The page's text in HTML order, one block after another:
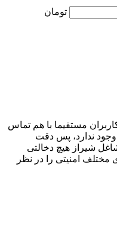
تومان
مستقیما با هم تماس
ندارد، پس دقت
شیراز هیچ دخالتی
مختلف امنیتی را در نظر